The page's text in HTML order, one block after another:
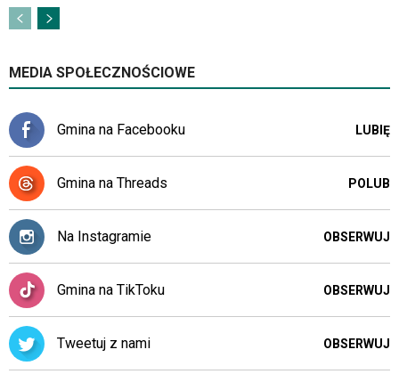
MEDIA SPOŁECZNOŚCIOWE
Gmina na Facebooku LUBIĘ
Gmina na Threads POLUB
Na Instagramie OBSERWUJ
Gmina na TikToku OBSERWUJ
Tweetuj z nami OBSERWUJ